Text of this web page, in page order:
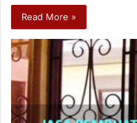
Read More »